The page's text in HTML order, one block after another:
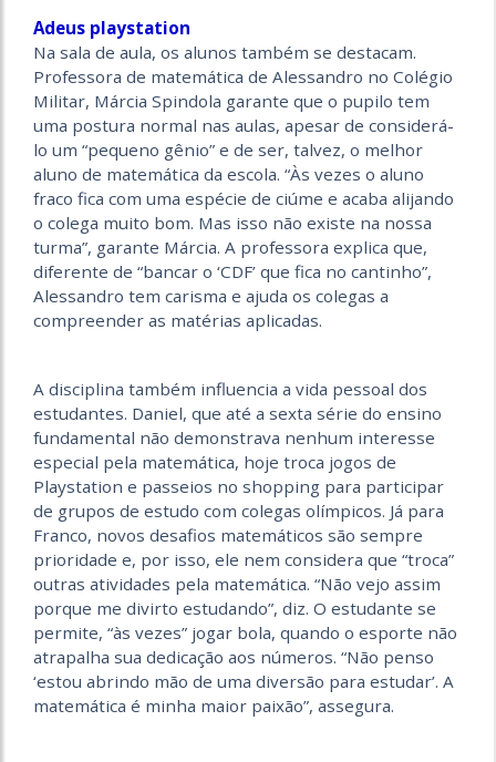
Adeus playstation
Na sala de aula, os alunos também se destacam.
Professora de matemática de Alessandro no Colégio
Militar, Márcia Spindola garante que o pupilo tem
uma postura normal nas aulas, apesar de considerá-
lo um “pequeno gênio” e de ser, talvez, o melhor
aluno de matemática da escola. “Às vezes o aluno
fraco fica com uma espécie de ciúme e acaba alijando
o colega muito bom. Mas isso não existe na nossa
turma”, garante Márcia. A professora explica que,
diferente de “bancar o ‘CDF’ que fica no cantinho”,
Alessandro tem carisma e ajuda os colegas a
compreender as matérias aplicadas.
A disciplina também influencia a vida pessoal dos
estudantes. Daniel, que até a sexta série do ensino
fundamental não demonstrava nenhum interesse
especial pela matemática, hoje troca jogos de
Playstation e passeios no shopping para participar
de grupos de estudo com colegas olímpicos. Já para
Franco, novos desafios matemáticos são sempre
prioridade e, por isso, ele nem considera que “troca”
outras atividades pela matemática. “Não vejo assim
porque me divirto estudando”, diz. O estudante se
permite, “às vezes” jogar bola, quando o esporte não
atrapalha sua dedicação aos números. “Não penso
‘estou abrindo mão de uma diversão para estudar’. A
matemática é minha maior paixão”, assegura.